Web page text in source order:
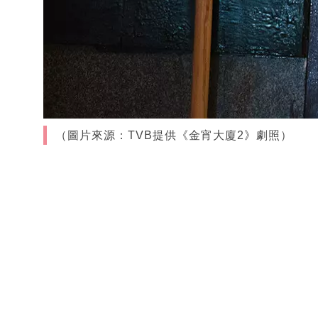
（圖片來源：TVB提供《金宵大廈2》劇照）